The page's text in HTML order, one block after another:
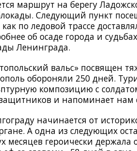
маршрут на берегу
Следующий пункт
как по ледовой трассе
об осаде города и
Ленинграда.
вальс» посвящен
обороняли 250 дней.
композицию с
и напоминает нам
начинается от
А одна из следующих
месяцев героически